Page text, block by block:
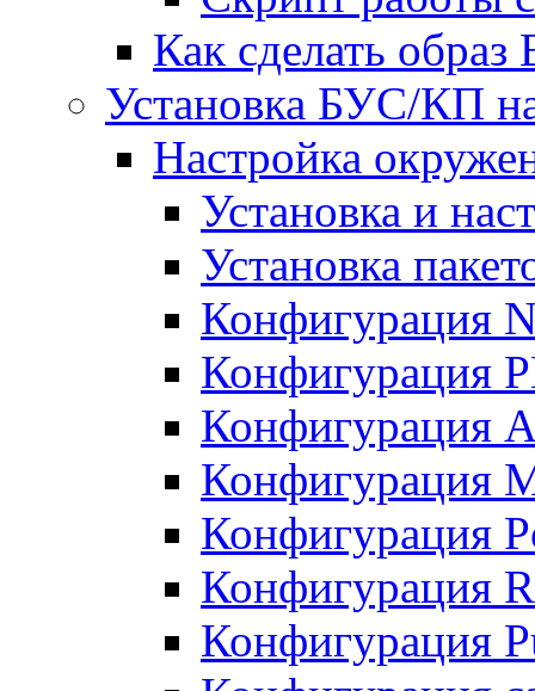
Как сделать
Установка БУС/КП
Настройка
Установка и
Установка
Конфигурация
Конфигурация
Конфигурация
Конфигурация
Конфигурация
Конфигурация
Конфигурация